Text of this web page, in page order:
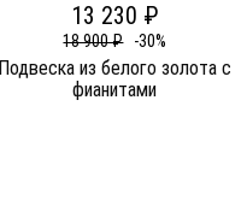
13 230 ₽
18 900 ₽ -30%
Подвеска из белого золота c
фианитами